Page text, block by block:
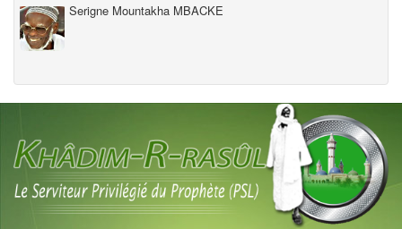
Serigne Mountakha MBACKE